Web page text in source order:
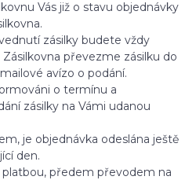
Vás již o stavu objednávky
zásilky budete vždy
převezme zásilku do
avízo o podání.
o termínu a
zásilky na Vámi udanou
je objednávka odeslána ještě
den.
předem převodem na